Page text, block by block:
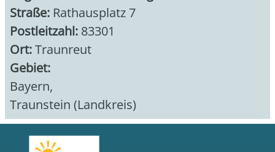
Straße: Rathausplatz 7
Postleitzahl: 83301
Ort:Traunreut
Gebiet:
Bayern,
Traunstein (Landkreis)